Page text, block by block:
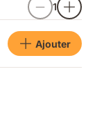
1
Ajouter